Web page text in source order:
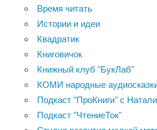
Время читать
Истории и идеи
Квадратик
Книговичок
Книжный клуб "БукЛаб"
КОМИ народные
Подкаст "ПроКниги" с
Подкаст "ЧтениеТок"